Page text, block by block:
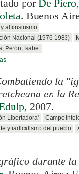
por De
. Buenos
alfonsinsmo
Nacional (1976-1983)
Perón, Isabel
la
en la
, 2007.
Libertadora"
Campo
y radicalismo del pueblo
durante